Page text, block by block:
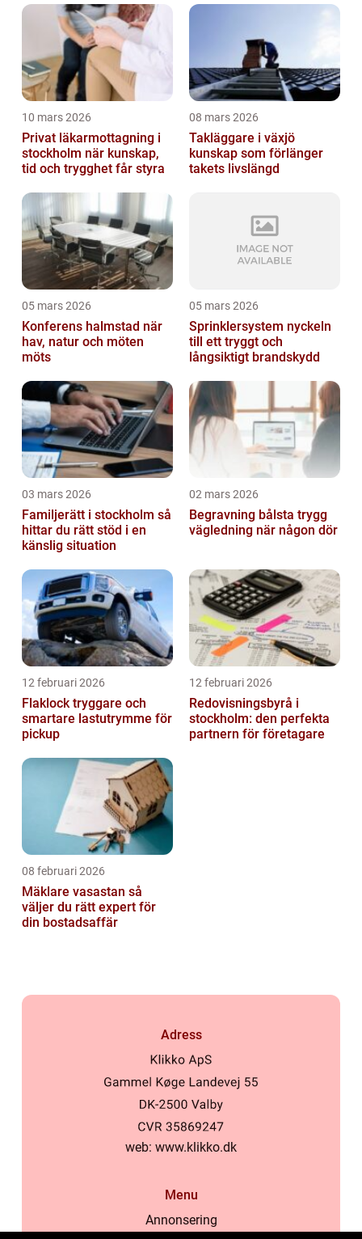
10 mars 2026
Privat läkarmottagning i
stockholm när kunskap,
tid och trygghet får styra
08 mars 2026
Takläggare i växjö
kunskap som förlänger
takets livslängd
05 mars 2026
Konferens halmstad när
hav, natur och möten
möts
05 mars 2026
Sprinklersystem nyckeln
till ett tryggt och
långsiktigt brandskydd
03 mars 2026
Familjerätt i stockholm så
hittar du rätt stöd i en
känslig situation
02 mars 2026
Begravning bålsta trygg
vägledning när någon dör
12 februari 2026
Flaklock tryggare och
smartare lastutrymme för
pickup
12 februari 2026
Redovisningsbyrå i
stockholm: den perfekta
partnern för företagare
08 februari 2026
Mäklare vasastan så
väljer du rätt expert för
din bostadsaffär
Adress
web: www.klikko.dk
Menu
Annonsering